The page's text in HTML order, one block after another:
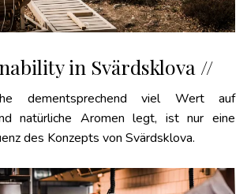
in Svärdsklova //
dementsprechend viel Wert auf
natürliche Aromen legt, ist nur eine
des Konzepts von Svärdsklova.